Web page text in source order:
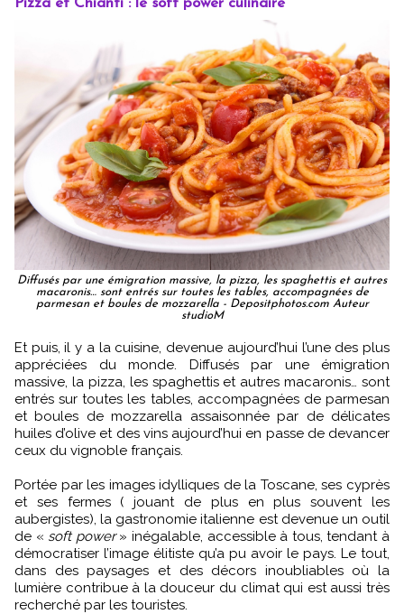
Diffusés par une émigration massive, la pizza, les spaghettis et autres
macaronis… sont entrés sur toutes les tables, accompagnées de
parmesan et boules de mozzarella - Depositphotos.com Auteur
studioM
Et puis, il y a la cuisine, devenue aujourd’hui l’une des plus
appréciées du monde. Diffusés par une émigration
massive, la pizza, les spaghettis et autres macaronis… sont
entrés sur toutes les tables, accompagnées de parmesan
et boules de mozzarella assaisonnée par de délicates
huiles d’olive et des vins aujourd’hui en passe de devancer
ceux du vignoble français.
Portée par les images idylliques de la Toscane, ses cyprès
et ses fermes ( jouant de plus en plus souvent les
aubergistes), la gastronomie italienne est devenue un outil
de « soft power» inégalable, accessible à tous, tendant à
démocratiser l’image élitiste qu’a pu avoir le pays. Le tout,
dans des paysages et des décors inoubliables où la
lumière contribue à la douceur du climat qui est aussi très
recherché par les touristes.